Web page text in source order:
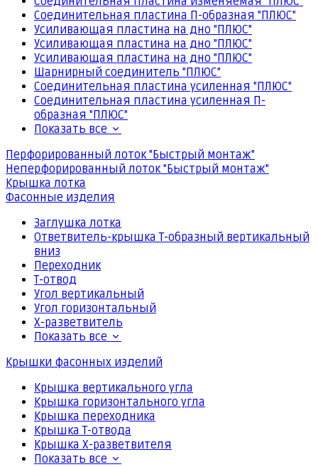
Соединительная пластина П-образная "ПЛЮС"
Усиливающая пластина на дно "ПЛЮС"
Усиливающая пластина на дно "ПЛЮС"
Усиливающая пластина на дно "ПЛЮС"
Шарнирный соединитель "ПЛЮС"
Соединительная пластина усиленная "ПЛЮС"
Соединительная пластина усиленная П-
образная "ПЛЮС"
Показать все
Перфорированный лоток "Быстрый монтаж"
Неперфорированный лоток "Быстрый монтаж"
Крышка лотка
Фасонные изделия
Заглушка лотка
Ответвитель-крышка Т-образный вертикальный
вниз
Переходник
Т-отвод
Угол вертикальный
Угол горизонтальный
Х-разветвитель
Показать все
Крышки фасонных изделий
Крышка вертикального угла
Крышка горизонтального угла
Крышка переходника
Крышка Т-отвода
Крышка Х-разветвителя
Показать все